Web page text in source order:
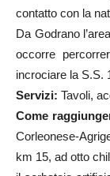
contatto con la
Da Godrano
occorre
incrociare la S.S.
Servizi: Tavoli,
Come
Corleonese-
km 15, ad otto